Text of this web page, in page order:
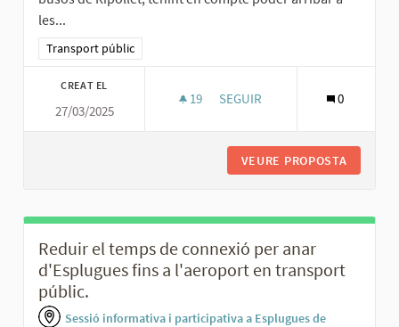
les...
Resultats al filtrar per la categoria: Transport públic
Transport públic
CREAT EL
27/03/2025
19 19 SEGUIDORES
SEGUIR 0
VEURE PROPOSTA
Reduir el temps de connexió per anar
d'Esplugues fins a l'aeroport en transport
públic.
Sessió informativa i participativa a Esplugues de